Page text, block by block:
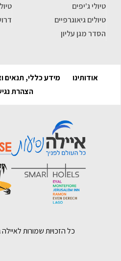
טיולי ג'יפים
טיולים גיאוגרפיים
הסדר מגן עליון
אודותינו מידע כללי, תנאים
הצהרת
כל הזכויות שמורות